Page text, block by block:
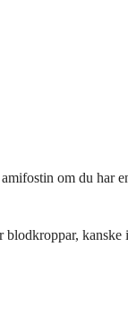
om du har